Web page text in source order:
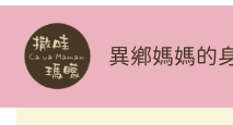
Skip
To
Content
異鄉媽媽的